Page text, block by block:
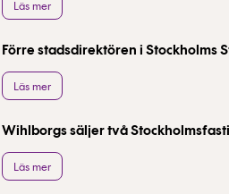
Läs mer
Förre stadsdirektören i Stockholms
Läs mer
Wihlborgs säljer två
Läs mer